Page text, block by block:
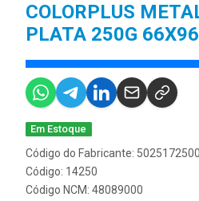
COLORPLUS
PLATA 250G 66X96
Em Estoque
Código do Fabricante:
Código: 14250
Código NCM: 48089000